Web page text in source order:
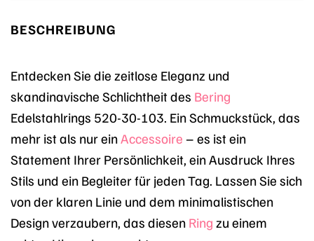
BESCHREIBUNG
Entdecken Sie die zeitlose Eleganz und
skandinavische Schlichtheit des Bering
Edelstahlrings 520-30-103. Ein Schmuckstück, das
mehr ist als nur ein Accessoire – es ist ein
Statement Ihrer Persönlichkeit, ein Ausdruck Ihres
Stils und ein Begleiter für jeden Tag. Lassen Sie sich
von der klaren Linie und dem minimalistischen
Design verzaubern, das diesen Ring zu einem